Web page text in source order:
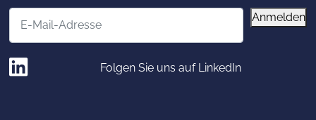
Anmelden
Folgen Sie uns auf LinkedIn